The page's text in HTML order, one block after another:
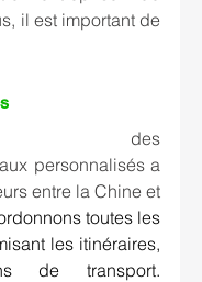
il est important de
des
personnalisés a
entre la Chine et
toutes les
les itinéraires,
de transport.